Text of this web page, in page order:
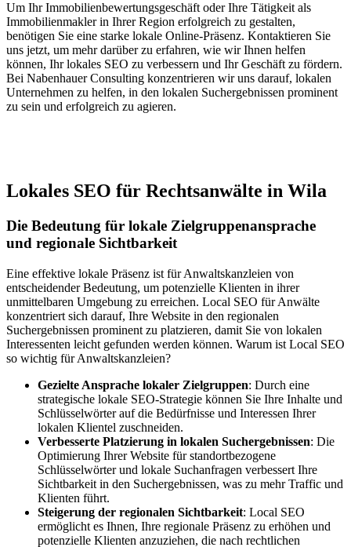
Um Ihr Immobilienbewertungsgeschäft oder Ihre Tätigkeit als
Immobilienmakler in Ihrer Region erfolgreich zu gestalten,
benötigen Sie eine starke lokale Online-Präsenz. Kontaktieren Sie
uns jetzt, um mehr darüber zu erfahren, wie wir Ihnen helfen
können, Ihr lokales SEO zu verbessern und Ihr Geschäft zu fördern.
Bei Nabenhauer Consulting konzentrieren wir uns darauf, lokalen
Unternehmen zu helfen, in den lokalen Suchergebnissen prominent
zu sein und erfolgreich zu agieren.
Lokales SEO für Rechtsanwälte in Wila
Die Bedeutung für lokale Zielgruppenansprache
und regionale Sichtbarkeit
Eine effektive lokale Präsenz ist für Anwaltskanzleien von
entscheidender Bedeutung, um potenzielle Klienten in ihrer
unmittelbaren Umgebung zu erreichen. Local SEO für Anwälte
konzentriert sich darauf, Ihre Website in den regionalen
Suchergebnissen prominent zu platzieren, damit Sie von lokalen
Interessenten leicht gefunden werden können. Warum ist Local SEO
so wichtig für Anwaltskanzleien?
Gezielte Ansprache lokaler Zielgruppen: Durch eine
strategische lokale SEO-Strategie können Sie Ihre Inhalte und
Schlüsselwörter auf die Bedürfnisse und Interessen Ihrer
lokalen Klientel zuschneiden.
Verbesserte Platzierung in lokalen Suchergebnissen: Die
Optimierung Ihrer Website für standortbezogene
Schlüsselwörter und lokale Suchanfragen verbessert Ihre
Sichtbarkeit in den Suchergebnissen, was zu mehr Traffic und
Klienten führt.
Steigerung der regionalen Sichtbarkeit: Local SEO
ermöglicht es Ihnen, Ihre regionale Präsenz zu erhöhen und
potenzielle Klienten anzuziehen, die nach rechtlichen